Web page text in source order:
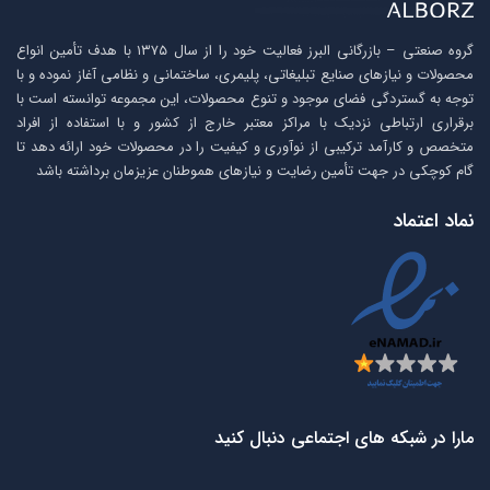
گروه صنعتی – بازرگانی البرز فعالیت خود را از سال ۱۳۷۵ با هدف تأمین انواع
محصولات و نیازهای صنایع تبلیغاتی، پلیمری، ساختمانی و نظامی آغاز نموده و با
توجه به گستردگی فضای موجود و تنوع محصولات، این مجموعه توانسته است با
برقراری ارتباطی نزدیک با مراکز معتبر خارج از کشور و با استفاده از افراد
متخصص و کارآمد ترکیبی از نوآوری و کیفیت را در محصولات خود ارائه دهد تا
گام کوچکی در جهت تأمین رضایت و نیازهای هموطنان عزیزمان برداشته باشد
نماد اعتماد
مارا در شبکه های اجتماعی دنبال کنید